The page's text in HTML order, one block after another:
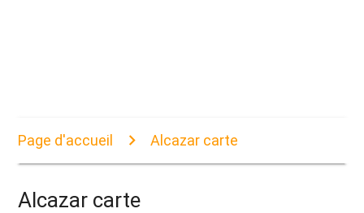
Page d'accueil Alcazar carte
Alcazar carte